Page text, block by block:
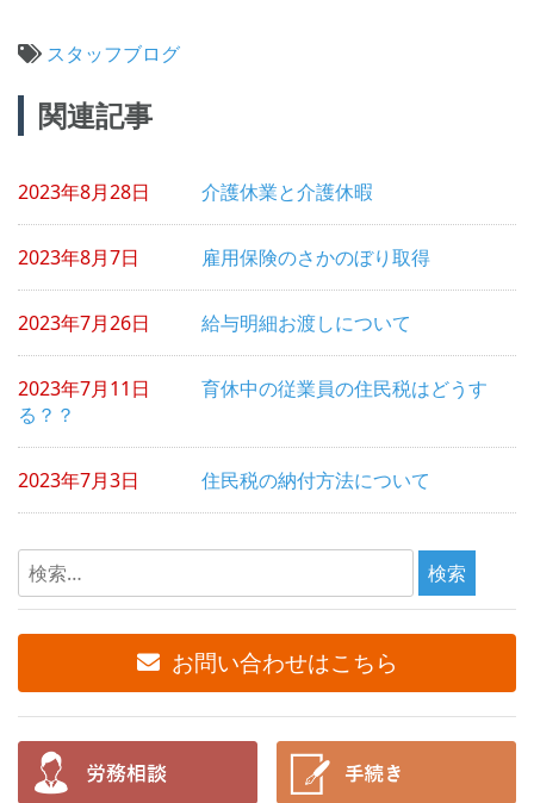
スタッフブログ
投
稿
ビ
ゲ
ー
シ
ョ
ン
関連記事
2023年8月28日 介護休業と介護休暇
2023年8月7日 雇用保険のさかのぼり取得
2023年7月26日 給与明細お渡しについて
2023年7月11日
育休中の従業員の住民税はどうす
る？？
2023年7月3日 住民税の納付方法について
検
索:
お問い合わせはこちら